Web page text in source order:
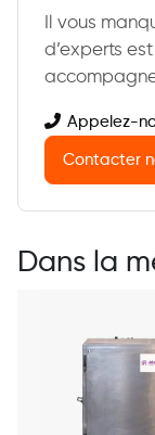
Il vous
d’experts
Appelez-
Contacter
Dans la